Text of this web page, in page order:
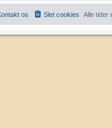
Alle tider
Slet cookies
os